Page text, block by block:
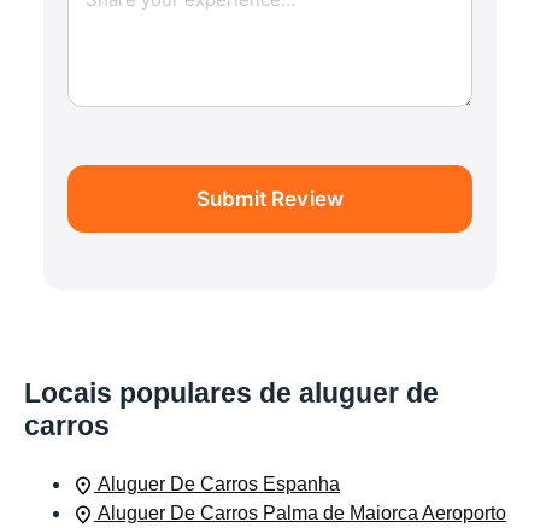
Submit Review
Locais populares de aluguer de
carros
Aluguer De Carros Espanha
Aluguer De Carros Palma de Maiorca Aeroporto